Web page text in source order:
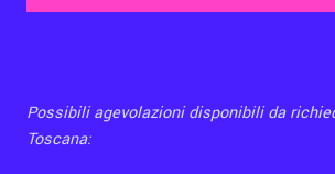
Possibili agevolazioni disponibili da
Toscana: